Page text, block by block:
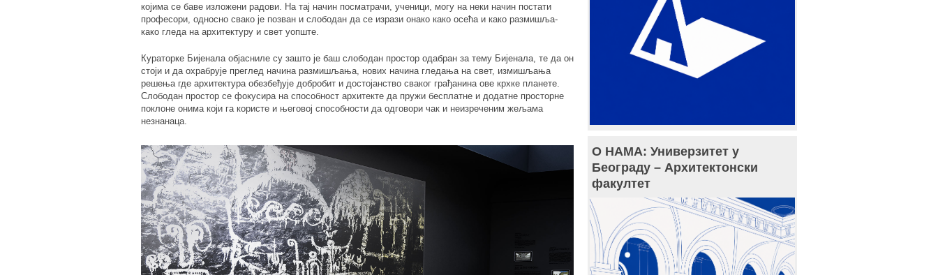
којима се баве изложени радови. На тај начин посматрачи, ученици, могу на неки начин постати
професори, односно свако је позван и слободан да се изрази онако како осећа и како размишља-
како гледа на архитектуру и свет уопште.
Кураторке Бијенала објасниле су зашто је баш слободан простор одабран за тему Бијенала, те да он
стоји и да охрабрује преглед начина размишљања, нових начина гледања на свет, измишљања
решења где архитектура обезбеђује добробит и достојанство сваког грађанина ове крхке планете.
Слободан простор се фокусира на способност архитекте да пружи бесплатне и додатне просторне
поклоне онима који га користе и његовој способности да одговори чак и неизреченим жељама
незнанаца.
О НАМА: Универзитет у
Београду – Архитектонски
факултет